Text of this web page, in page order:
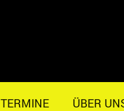
TERMINE ÜBER